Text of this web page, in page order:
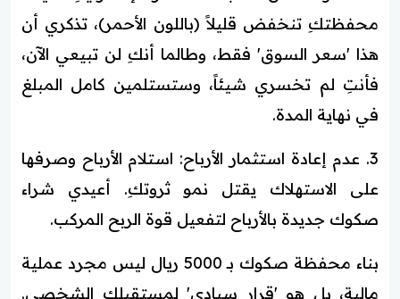
محفظتكِ تنخفض قليلاً (باللون الأحمر)، تذكري أن
هذا 'سعر السوق' فقط، وطالما أنكِ لن تبيعي الآن،
فأنتِ لم تخسري شيئاً، وستستلمين كامل المبلغ
في نهاية المدة.
3. عدم إعادة استثمار الأرباح: استلام الأرباح وصرفها
على الاستهلاك يقتل نمو ثروتكِ. أعيدي شراء
صكوك جديدة بالأرباح لتفعيل قوة الربح المركب.
بناء محفظة صكوك بـ 5000 ريال ليس مجرد عملية
مالية، بل هو 'قرار سيادي' لمستقبلكِ الشخصي.